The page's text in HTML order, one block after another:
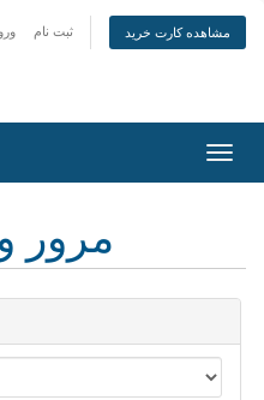
ثبت نام مشاهده کارت خرید
تغییر
مرور